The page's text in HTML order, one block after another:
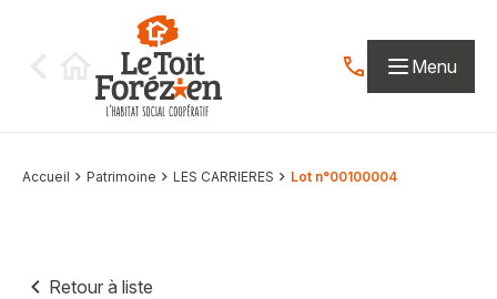
Contactez-nous
Menu
Accueil Patrimoine LES CARRIERES Lot n°00100004
Retour à liste